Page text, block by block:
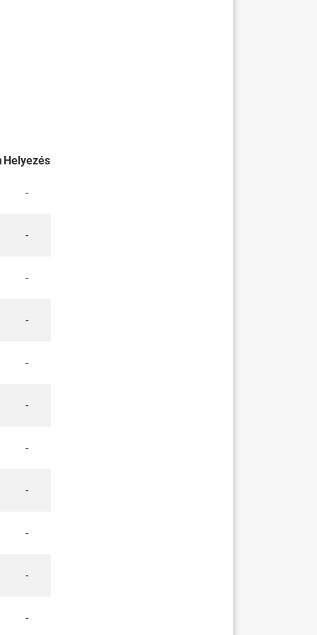
Helyezés
-
-
-
-
-
-
-
-
-
-
-